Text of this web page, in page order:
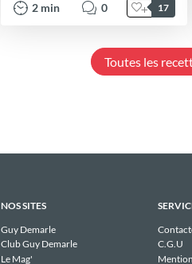
2 min 0 17
Toutes les
NOS SITES
Guy Demarle
Club Guy Demarle
Le Mag'
C.G.U